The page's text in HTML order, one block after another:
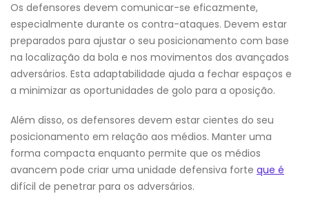
Os defensores devem comunicar-se eficazmente,
especialmente durante os contra-ataques. Devem estar
preparados para ajustar o seu posicionamento com base
na localização da bola e nos movimentos dos avançados
adversários. Esta adaptabilidade ajuda a fechar espaços e
a minimizar as oportunidades de golo para a oposição.
Além disso, os defensores devem estar cientes do seu
posicionamento em relação aos médios. Manter uma
forma compacta enquanto permite que os médios
avancem pode criar uma unidade defensiva forte que é
difícil de penetrar para os adversários.